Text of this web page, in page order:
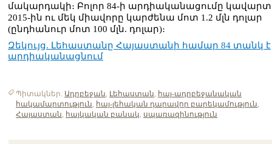
մակարդակի։ Բոլոր 84-ի արդիականացումը
2015-ին ու մեկ միավորը կարժենա մոտ 1.2 մլն դոլար
(ընդհանուր մոտ 100 մլն. դոլար)։
Զեկույց. Լեհաստանը Հայաստանի համար 84 տանկ է
արդիականացնում
Պիտակներ. Ադրբեջան, Լեհաստան, հայ-ադրբեջանական
հակամարտություն, հայ-լեհական դարավոր բարեկամություն,
Հայաստան, հայկական բանակ, սպառազինություն